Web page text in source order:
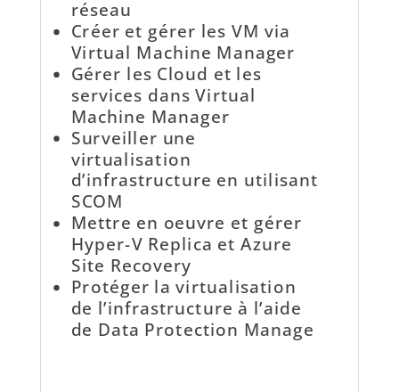
réseau
Créer et gérer les VM via
Virtual Machine Manager
Gérer les Cloud et les
services dans Virtual
Machine Manager
Surveiller une
virtualisation
d’infrastructure en utilisant
SCOM
Mettre en oeuvre et gérer
Hyper-V Replica et Azure
Site Recovery
Protéger la virtualisation
de l’infrastructure à l’aide
de Data Protection Manage